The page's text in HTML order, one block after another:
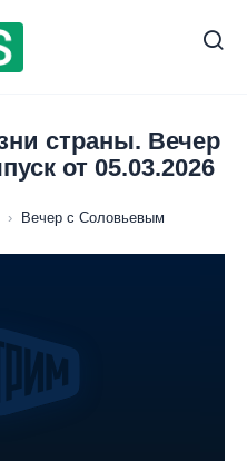
страны. Вечер
от 05.03.2026
› Вечер с Соловьевым